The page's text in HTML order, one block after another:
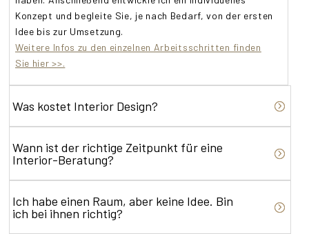
Konzept und begleite Sie, je nach Bedarf, von der ersten
Idee bis zur Umsetzung.
Weitere Infos zu den einzelnen Arbeitsschritten finden
Sie hier >>.
Was kostet Interior Design?
Wann ist der richtige Zeitpunkt für eine
Interior-Beratung?
Ich habe einen Raum, aber keine Idee. Bin
ich bei ihnen richtig?